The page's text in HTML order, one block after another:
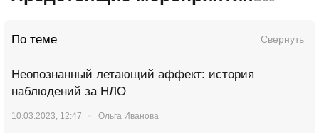
По теме Свернуть
Неопознанный летающий аффект: история
наблюдений за НЛО
10.03.2023, 12:47 Ольга Иванова